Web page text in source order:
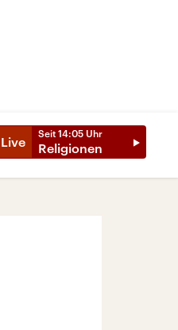
Live
Seit 14:05 Uhr
Religionen